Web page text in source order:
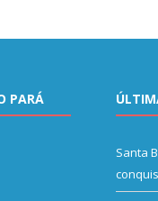
PARÁ
Santa